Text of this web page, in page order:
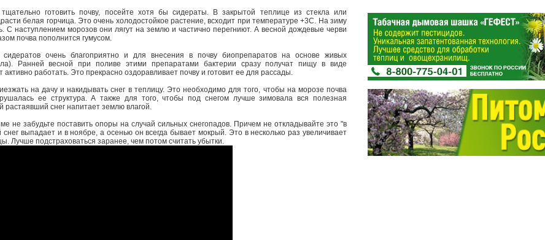
готовить почву, посейте хотя бы сидераты. В закрытой теплице из стекла или
белая горчица. Это очень холодостойкое растение, всходит при температуре +3С. На зиму
С наступлением морозов они лягут на землю и частично перегниют. А весной дождевые черви
почва пополнится гумусом.
очень благоприятно и для внесения в почву биопрепаратов на основе живых
Ранней весной при поливе этими препаратами бактерии сразу получат пищу в виде
активно работать. Это прекрасно оздоравливает почву и готовит ее для рассады.
на дачу и накидывать снег в теплицу. Это необходимо для того, чтобы на морозе почва
ее структура. А также для того, чтобы под снегом лучше зимовала вся полезная
растаявший снег напитает землю влагой.
не забудьте поставить опоры на случай сильных снегопадов. Причем не откладывайте это "в
выпадает и в ноябре, а осенью он всегда бывает мокрый. Это в несколько раз увеличивает
Лучше подстраховаться заранее, чем потом считать убытки.